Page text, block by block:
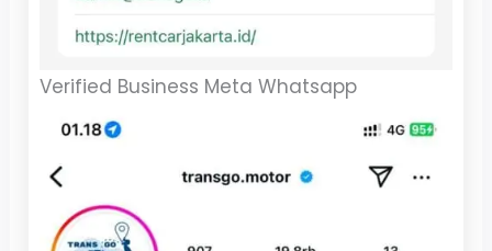
Verified Business Meta Whatsapp